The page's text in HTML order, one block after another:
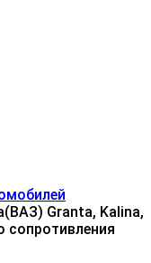
Granta, Kalina,
сопротивления